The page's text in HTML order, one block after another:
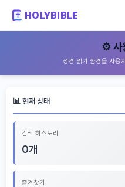
HOLYBIBLE
⚙️ 사
성경 읽기 환경을 사용
📊 현재 상태
검색 히스토리
0개
즐겨찾기